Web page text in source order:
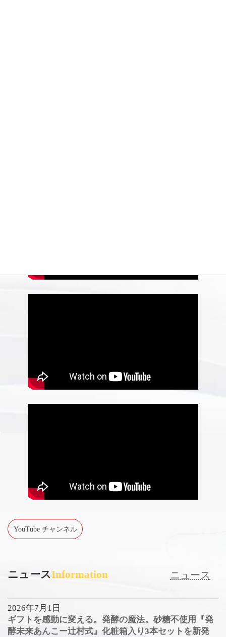
YouTube チャンネル
ニュースInformation ニュース
2026年7月1日
ギフトを感動に変える。発酵の魔法。砂糖不使用『発
酵未来あんこー辻村式』化粧箱入り3本セットを新発